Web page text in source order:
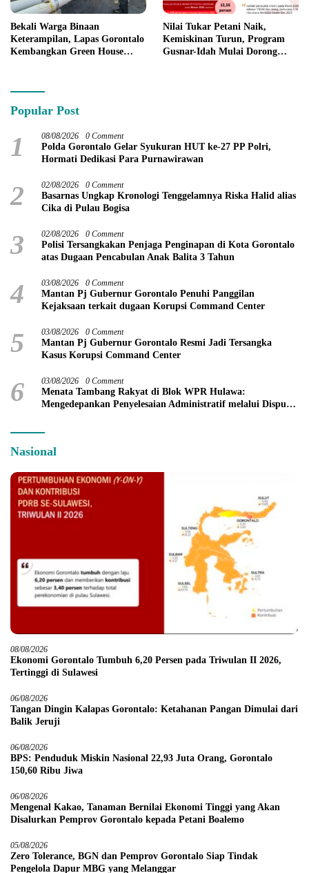
Bekali Warga Binaan
Keterampilan, Lapas Gorontalo
Kembangkan Green House
Nilai Tukar Petani Naik,
Kemiskinan Turun, Program
Gusnar-Idah Mulai Dorong
Popular Post
1 08/08/2026 0 Comment
Polda Gorontalo Gelar Syukuran HUT ke-27 PP Polri,
Hormati Dedikasi Para Purnawirawan
2 02/08/2026 0 Comment
Basarnas Ungkap Kronologi Tenggelamnya Riska Halid alias
Cika di Pulau Bogisa
3 02/08/2026 0 Comment
Polisi Tersangkakan Penjaga Penginapan di Kota Gorontalo
atas Dugaan Pencabulan Anak Balita 3 Tahun
4 03/08/2026 0 Comment
Mantan Pj Gubernur Gorontalo Penuhi Panggilan
Kejaksaan terkait dugaan Korupsi Command Center
5 03/08/2026 0 Comment
Mantan Pj Gubernur Gorontalo Resmi Jadi Tersangka
Kasus Korupsi Command Center
6 03/08/2026 0 Comment
Menata Tambang Rakyat di Blok WPR Hulawa:
Mengedepankan Penyelesaian Administratif melalui Dispute
Nasional
08/08/2026
Ekonomi Gorontalo Tumbuh 6,20 Persen pada Triwulan II 2026,
Tertinggi di Sulawesi
06/08/2026
Tangan Dingin Kalapas Gorontalo: Ketahanan Pangan Dimulai dari
Balik Jeruji
06/08/2026
BPS: Penduduk Miskin Nasional 22,93 Juta Orang, Gorontalo
150,60 Ribu Jiwa
06/08/2026
Mengenal Kakao, Tanaman Bernilai Ekonomi Tinggi yang Akan
Disalurkan Pemprov Gorontalo kepada Petani Boalemo
05/08/2026
Zero Tolerance, BGN dan Pemprov Gorontalo Siap Tindak
Pengelola Dapur MBG yang Melanggar